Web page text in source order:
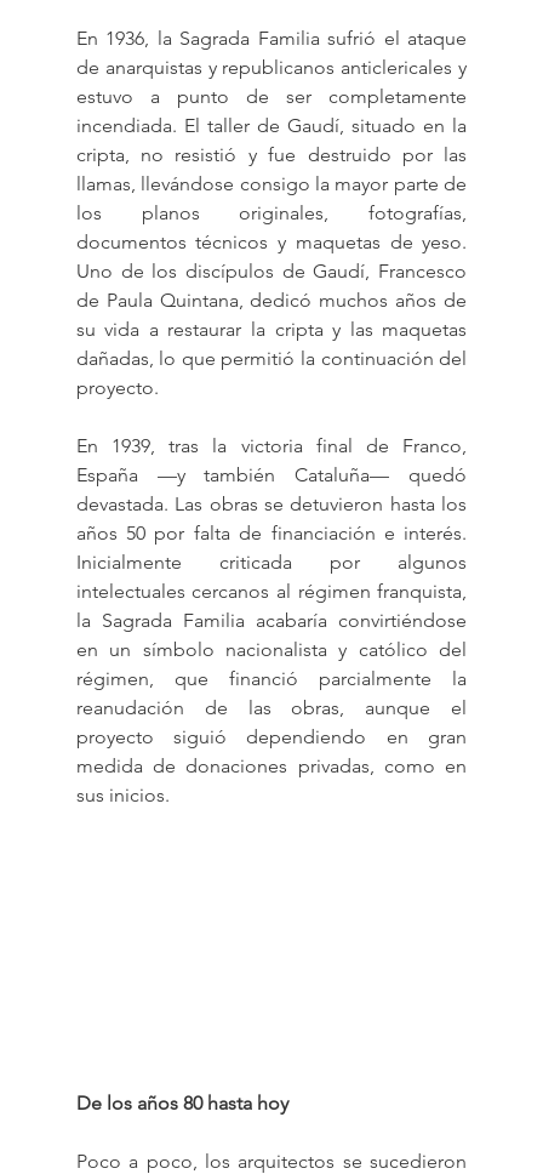
En 1936, la Sagrada Familia sufrió el ataque
de anarquistas y republicanos anticlericales y
estuvo a punto de ser completamente
incendiada. El taller de Gaudí, situado en la
cripta, no resistió y fue destruido por las
llamas, llevándose consigo la mayor parte de
los planos originales, fotografías,
documentos técnicos y maquetas de yeso.
Uno de los discípulos de Gaudí, Francesco
de Paula Quintana, dedicó muchos años de
su vida a restaurar la cripta y las maquetas
dañadas, lo que permitió la continuación del
proyecto.
En 1939, tras la victoria final de Franco,
España —y también Cataluña— quedó
devastada. Las obras se detuvieron hasta los
años 50 por falta de financiación e interés.
Inicialmente criticada por algunos
intelectuales cercanos al régimen franquista,
la Sagrada Familia acabaría convirtiéndose
en un símbolo nacionalista y católico del
régimen, que financió parcialmente la
reanudación de las obras, aunque el
proyecto siguió dependiendo en gran
medida de donaciones privadas, como en
sus inicios.
De los años 80 hasta hoy
Poco a poco, los arquitectos se sucedieron